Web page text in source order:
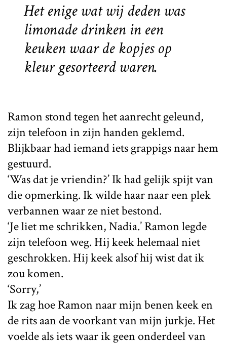
Het enige wat wij deden was
limonade drinken in een
keuken waar de kopjes op
kleur gesorteerd waren.
Ramon stond tegen het aanrecht geleund,
zijn telefoon in zijn handen geklemd.
Blijkbaar had iemand iets grappigs naar hem
gestuurd.
‘Was dat je vriendin?’ Ik had gelijk spijt van
die opmerking. Ik wilde haar naar een plek
verbannen waar ze niet bestond.
‘Je liet me schrikken, Nadia.’ Ramon legde
zijn telefoon weg. Hij keek helemaal niet
geschrokken. Hij keek alsof hij wist dat ik
zou komen.
‘Sorry,’
Ik zag hoe Ramon naar mijn benen keek en
de rits aan de voorkant van mijn jurkje. Het
voelde als iets waar ik geen onderdeel van